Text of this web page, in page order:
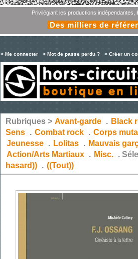
Privilégiant les productions indépendantes,
Des milliers de
> Me connecter > Mot de passe perdu ? > Créer un
Rubriques > Avant-garde . Black
Sens . Combat rock . Corps
Jeunesse . Lolitas . Mauvais
Action/Arts Martiaux . Misc. .
hasard)) . ((Tout))